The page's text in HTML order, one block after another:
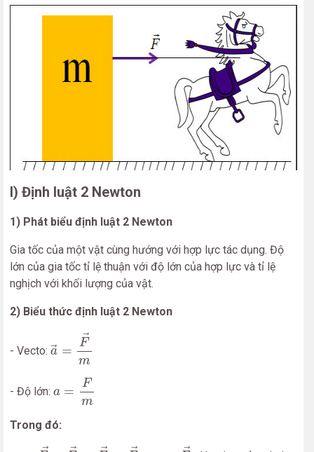
I) Định luật 2 Newton
1) Phát biểu định luật 2 Newton
Gia tốc của một vật cùng hướng với hợp lực tác dụng. Độ
lớn của gia tốc tỉ lệ thuận với độ lớn của hợp lực và tỉ lệ
nghịch với khối lượng của vật.
2) Biểu thức định luật 2 Newton
- Vecto: →
a =
→
F
m
F→
- Độ lớn: a =
F
m
m
Trong đó:
F→ F1 +F + +